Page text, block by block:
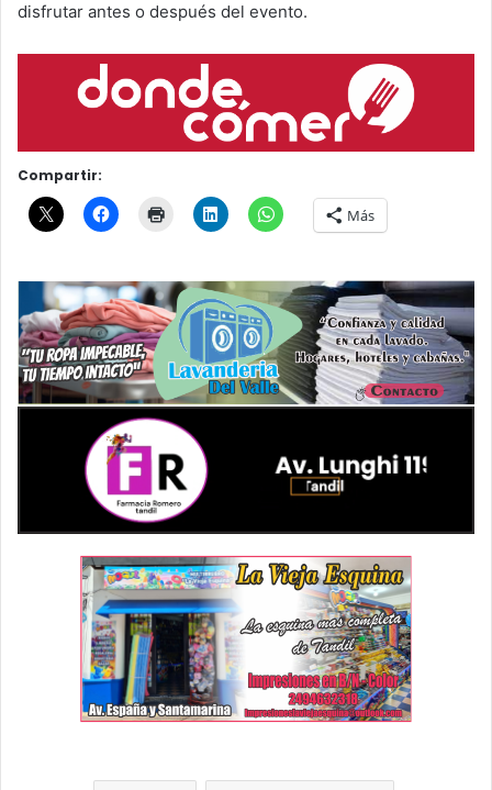
disfrutar antes o después del evento.
Compartir:
Más